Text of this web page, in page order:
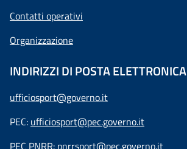
Contatti operativi
Organizzazione
INDIRIZZI DI POSTA ELETTRONICA
ufficiosport@governo.it
PEC: ufficiosport@pec.governo.it